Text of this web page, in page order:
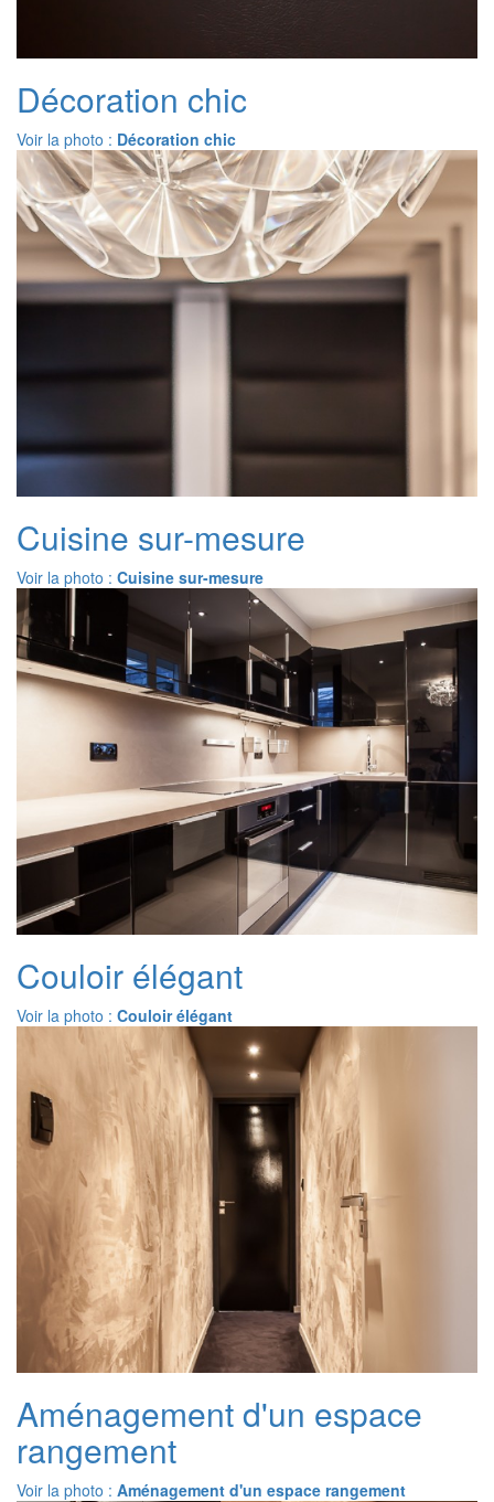
Décoration chic
Voir la photo : Décoration chic
Cuisine sur-mesure
Voir la photo : Cuisine sur-mesure
Couloir élégant
Voir la photo : Couloir élégant
Aménagement d'un espace
rangement
Voir la photo : Aménagement d'un espace rangement